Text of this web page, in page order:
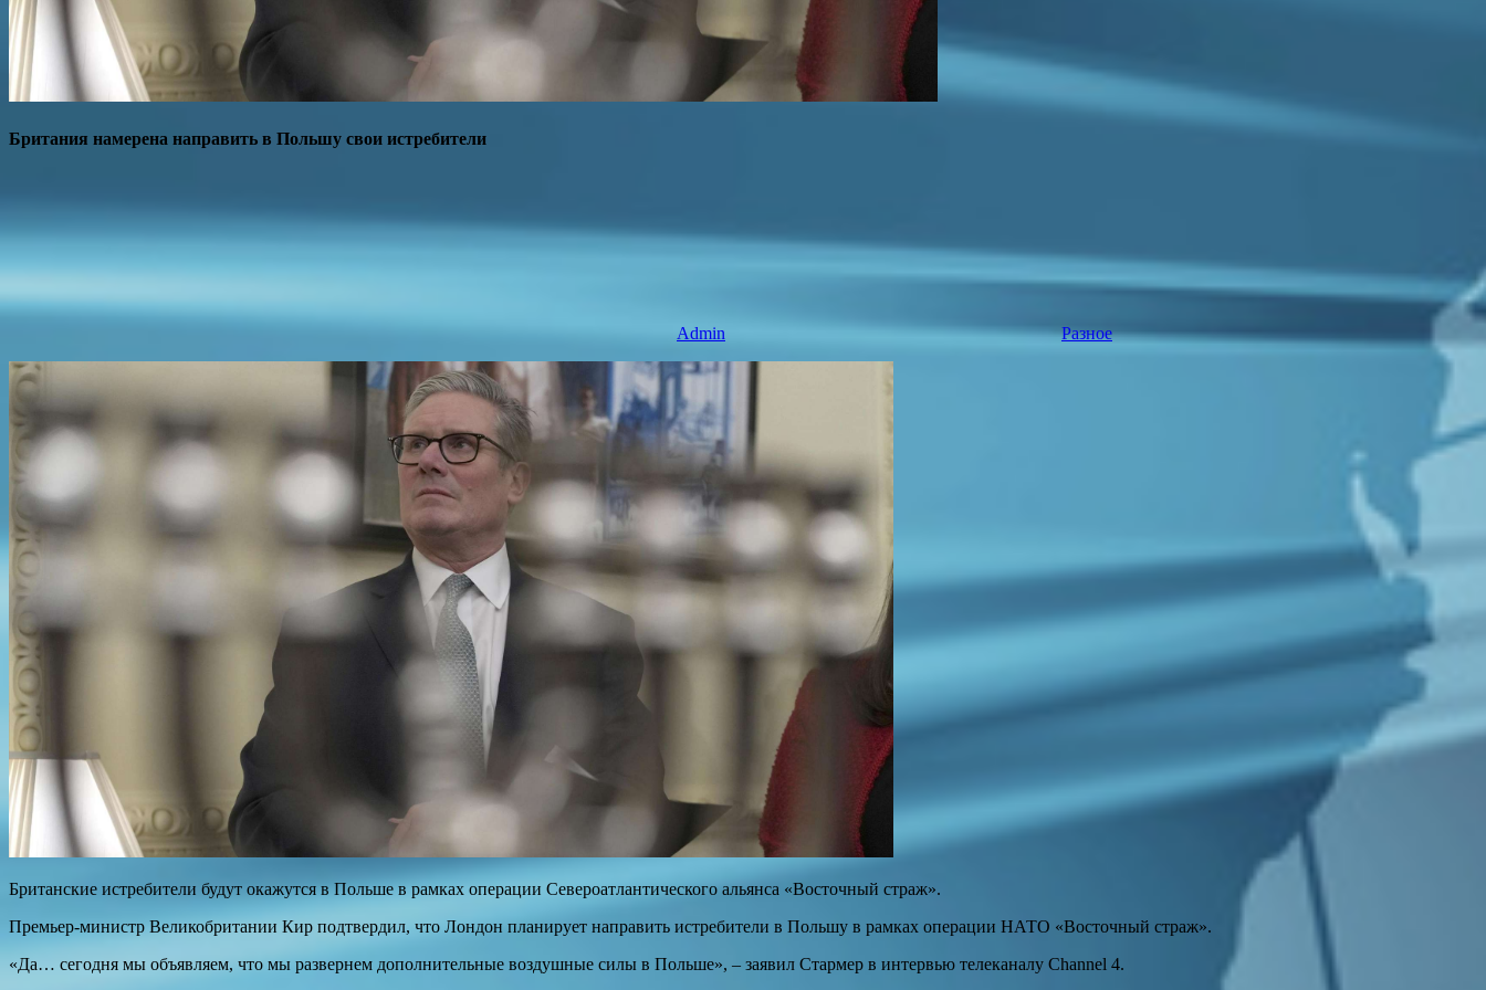
Британия намерена направить в Польшу свои истребители
Admin Разное
Британские истребители будут окажутся в Польше в рамках операции Североатлантического альянса «Восточный страж».
Премьер-министр Великобритании Кир подтвердил, что Лондон планирует направить истребители в Польшу в рамках операции НАТО «Восточный страж».
«Да… сегодня мы объявляем, что мы развернем дополнительные воздушные силы в Польше», – заявил Стармер в интервью телеканалу Channel 4.